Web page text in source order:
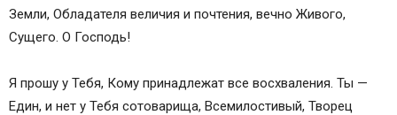
Земли, Обладателя величия и почтения, вечно Живого,
Сущего. О Господь!
Я прошу у Тебя, Кому принадлежат все восхваления. Ты —
Един, и нет у Тебя сотоварища, Всемилостивый, Творец